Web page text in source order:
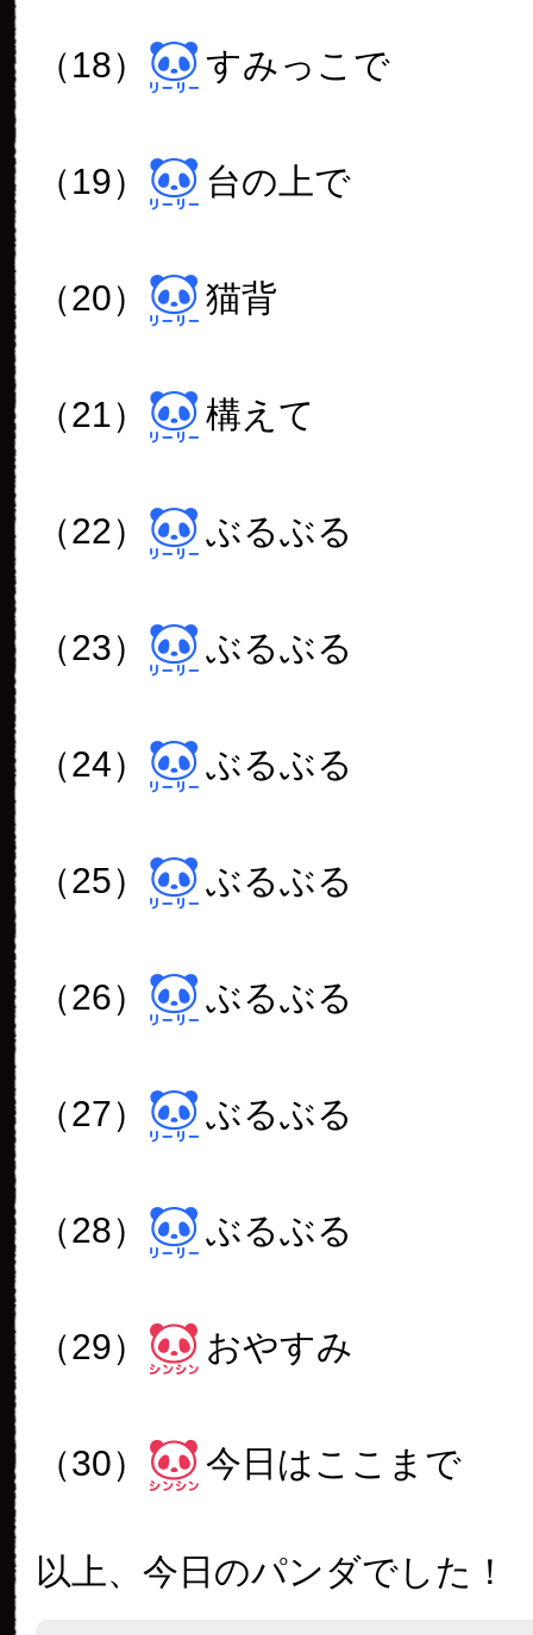
（18） すみっこで
（19） 台の上で
（20） 猫背
（21） 構えて
（22） ぶるぶる
（23） ぶるぶる
（24） ぶるぶる
（25） ぶるぶる
（26） ぶるぶる
（27） ぶるぶる
（28） ぶるぶる
（29） おやすみ
（30） 今日はここまで
以上、今日のパンダでした！